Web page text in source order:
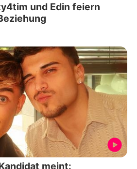
und Edin feiern
meint: